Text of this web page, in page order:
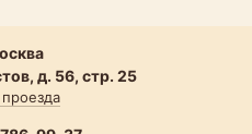
д. 56, стр. 25